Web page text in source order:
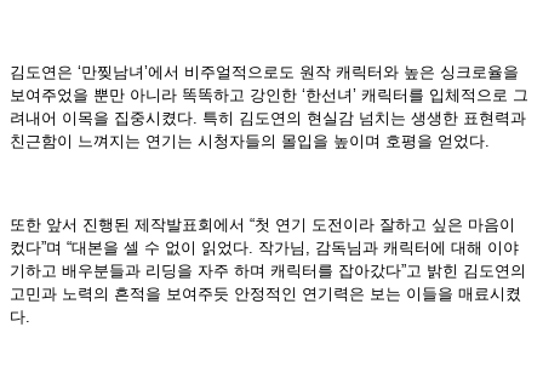
김도연은 ‘만찢남녀’에서 비주얼적으로도 원작 캐릭터와 높은 싱크로율을
보여주었을 뿐만 아니라 똑똑하고 강인한 ‘한선녀’ 캐릭터를 입체적으로 그
려내어 이목을 집중시켰다. 특히 김도연의 현실감 넘치는 생생한 표현력과
친근함이 느껴지는 연기는 시청자들의 몰입을 높이며 호평을 얻었다.
또한 앞서 진행된 제작발표회에서 “첫 연기 도전이라 잘하고 싶은 마음이
컸다”며 “대본을 셀 수 없이 읽었다. 작가님, 감독님과 캐릭터에 대해 이야
기하고 배우분들과 리딩을 자주 하며 캐릭터를 잡아갔다”고 밝힌 김도연의
고민과 노력의 흔적을 보여주듯 안정적인 연기력은 보는 이들을 매료시켰
다.